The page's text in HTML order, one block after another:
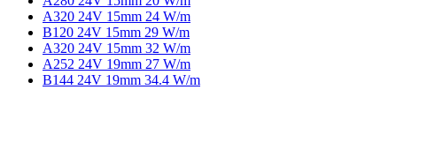
A320 24V 15mm 24 W/m
B120 24V 15mm 29 W/m
A320 24V 15mm 32 W/m
A252 24V 19mm 27 W/m
B144 24V 19mm 34.4 W/m